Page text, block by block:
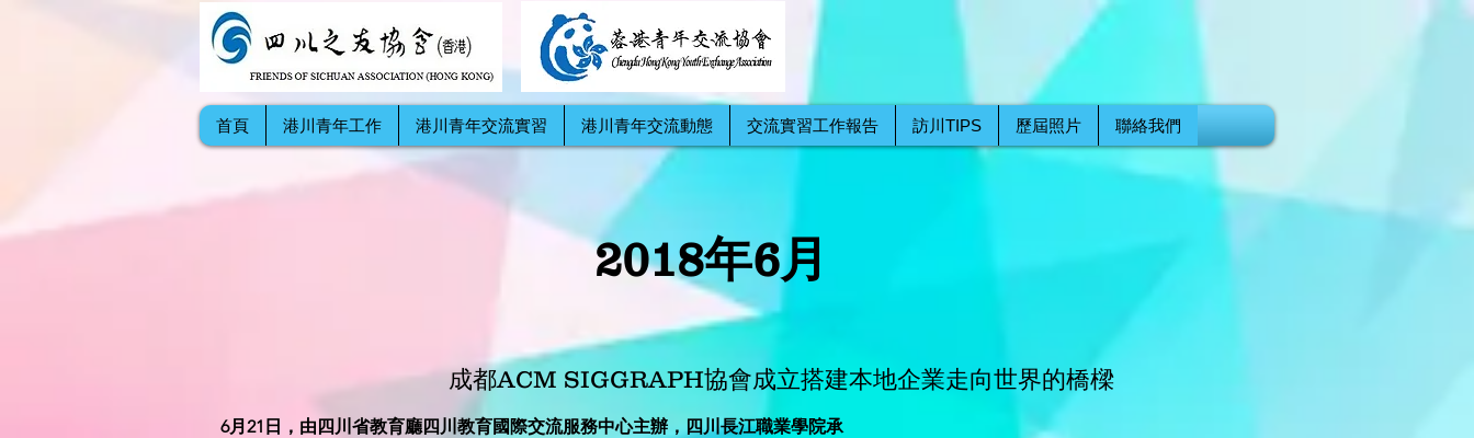
首頁 港川青年工作 港川青年交流實習 港川青年交流動態 交流實習工作報告 訪川TIPS 歷屆照片 聯絡我們
2018年6月
成都ACM SIGGRAPH協會成立搭建本地企業走向世界的橋樑
6月21日，由四川省教育廳四川教育國際交流服務中心主辦，四川長江職業學院承